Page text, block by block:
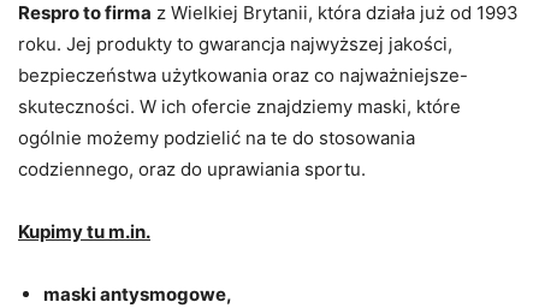
Respro to firma z Wielkiej Brytanii, która działa już od 1993
roku. Jej produkty to gwarancja najwyższej jakości,
bezpieczeństwa użytkowania oraz co najważniejsze-
skuteczności. W ich ofercie znajdziemy maski, które
ogólnie możemy podzielić na te do stosowania
codziennego, oraz do uprawiania sportu.
Kupimy tu m.in.
maski antysmogowe,